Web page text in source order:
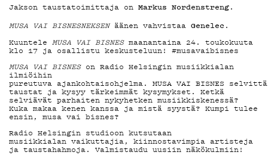
G LIVELAB
YSTÄVÄKLUBI
TIETOSUOJA
Jakson taustatoimittaja on Markus Nordenstreng.
MUSA VAI BISNESNEKSENäänen vahvistaa Genelec .
Kuuntele MUSA VAI BISNESmaanantaina 24. toukokuuta
klo 17 ja osallistu keskusteluun! #musavaibisnes
MUSA VAI BISNES on Radio Helsingin musiikkialan
ilmiöihin
pureutuva ajankohtaisohjelma. MUSA VAI BISNES
taustat ja kysyy tärkeimmät kysymykset. Ketkä
selviävät parhaiten nykyhetken musiikkiskenessä?
Kuka makaa kenen kanssa ja mistä syystä? Kumpi tulee
ensin, musa vai bisnes?
Radio Helsingin studioon kutsutaan
musiikkialan vaikuttajia, kiinnostavimpia artisteja
ja taustahahmoja. Valmistaudu uusiin näkökulmiin!